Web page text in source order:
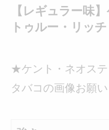
【レギュラー味
トゥルー・リッ
★ケント・ネオステ
タバコの画像お願い